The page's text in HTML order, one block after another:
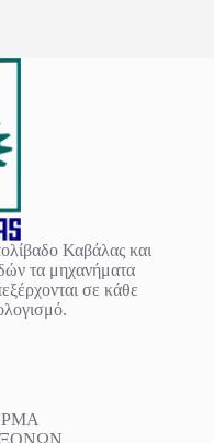
Καβάλας και
τα μηχανήματα
σε κάθε